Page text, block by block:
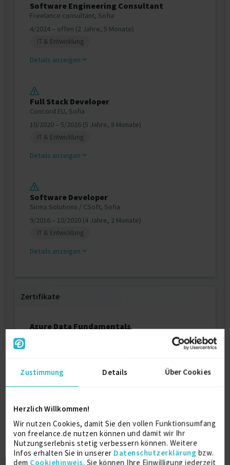
Zustimmung Details Über Cookies
Herzlich Willkommen!
Wir nutzen Cookies, damit Sie den vollen Funktionsumfang
von freelance.de nutzen können und damit wir Ihr
Nutzungserlebnis stetig verbessern können. Weitere
Infos erhalten Sie in unserer Datenschutzerklärung bzw.
dem Cookiehinweis. Sie können Ihre Einwilligung jederzeit
Software Engineering Consultant
Freelance consultant, Sofia
4/2024 – offen (2 Jahre, 5 Monate)
IT & Entwicklung
Details anzeigen
Full Stack Developer
Concord EU, Sofia
10/2020 – 5/2026 (5 Jahre, 8 Monate)
IT & Entwicklung
Details anzeigen
Software Developer
Sirma Solutions / CSoft, Sofia
9/2016 – 10/2020 (4 Jahre, 2 Monate)
IT & Entwicklung
Details anzeigen
Zertifikate
Azure Data Fundamentals
Azure Developer Associate
Microsoft
Azure Fundamentals
Microsoft
2021